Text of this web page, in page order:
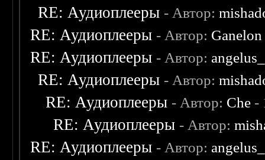
RE: Аудиоплееры - Автор:
RE: Аудиоплееры - Автор: Ganelon
RE: Аудиоплееры - Автор:
RE: Аудиоплееры - Автор:
RE: Аудиоплееры - Автор: Che -
RE: Аудиоплееры - Автор:
RE: Аудиоплееры - Автор: